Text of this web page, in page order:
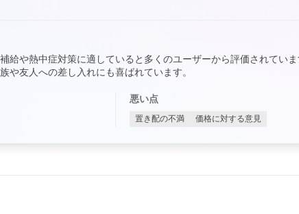
給や熱中症対策に適していると多くのユーザーから評価されてい
や友人への差し入れにも喜ばれています。
悪い点
置き配の不満 価格に対する意見